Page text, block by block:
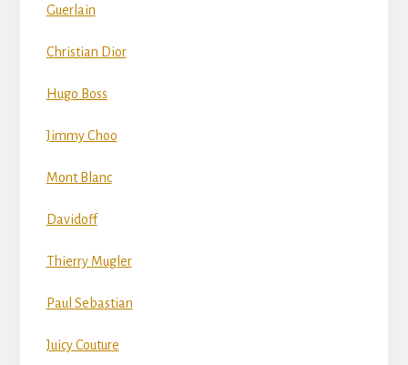
Guerlain
Christian Dior
Hugo Boss
Jimmy Choo
Mont Blanc
Davidoff
Thierry Mugler
Paul Sebastian
Juicy Couture